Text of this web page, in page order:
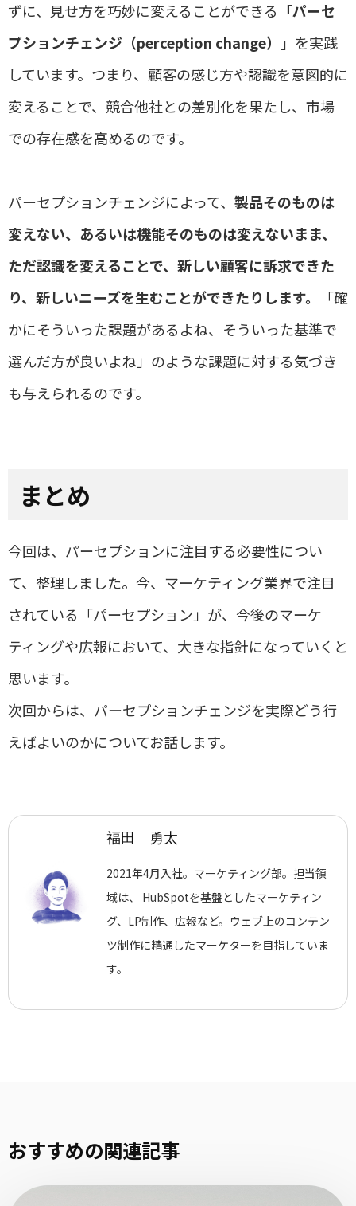
ずに、見せ方を巧妙に変えることができる 「パーセ
プションチェンジ（perception change）」 を実践
しています。つまり、顧客の感じ方や認識を意図的に
変えることで、競合他社との差別化を果たし、市場
での存在感を高めるのです。
パーセプションチェンジによって、 製品そのものは
変えない、あるいは機能そのものは変えないまま、
ただ認識を変えることで、新しい顧客に訴求できた
り、新しいニーズを生むことができたりします。
「確
かにそういった課題があるよね、そういった基準で
選んだ方が良いよね」のような課題に対する気づき
も与えられるのです。
まとめ
今回は、パーセプションに注目する必要性につい
て、整理しました。今、マーケティング業界で注目
されている「パーセプション」が、今後のマーケ
ティングや広報において、大きな指針になっていくと
思います。
次回からは、パーセプションチェンジを実際どう行
えばよいのかについてお話します。
福田 勇太
2021年4月入社。マーケティング部。担当領
域は、 HubSpotを基盤としたマーケティン
グ、LP制作、広報など。ウェブ上のコンテン
ツ制作に精通したマーケターを目指していま
す。
おすすめの関連記事